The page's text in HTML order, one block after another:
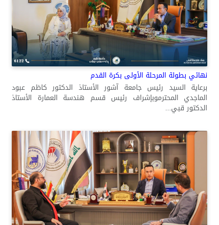
نهائي بطولة المرحلة الأولى بكرة القدم
برعاية السيد رئيس جامعة آشور الأستاذ الدكتور كاظم عبود
الماجدي المحترموبإشراف رئيس قسم هندسة العمارة الأستاذ
الدكتور قبي...